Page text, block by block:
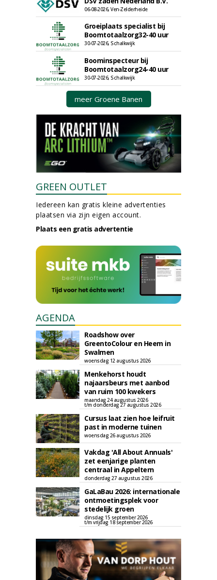
06-08-2026, Ven-Zelderheide
Groeiplaats specialist bij
Boomtotaalzorg32-40 uur
30-07-2026, Schalkwijk
Boominspecteur bij
Boomtotaalzorg24-40 uur
30-07-2026, Schalkwijk
meer Groene Banen
GREEN OUTLET
Iedereen kan gratis kleine advertenties
plaatsen via zijn eigen account.
Plaats een gratis advertentie
AGENDA
Roadshow over
GreentoColour en Heem in
Swalmen
woensdag 12 augustus 2026
Menkehorst houdt
najaarsbeurs met aanbod
van ruim 100 kwekers
maandag 24 augustus 2026
t/m donderdag 27 augustus 2026
Cursus laat zien hoe leifruit
past in moderne tuinen
woensdag 26 augustus 2026
Vakdag 'All About Annuals'
zet eenjarige planten
centraal in Appeltern
donderdag 27 augustus 2026
GaLaBau 2026: internationale
ontmoetingsplek voor
stedelijk groen
dinsdag 15 september 2026
t/m vrijdag 18 september 2026